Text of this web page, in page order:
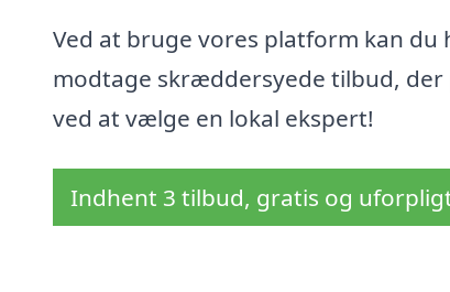
Ved at bruge vores platform kan
modtage skræddersyede tilbud, der
ved at vælge en lokal ekspert!
Indhent 3 tilbud, gratis og